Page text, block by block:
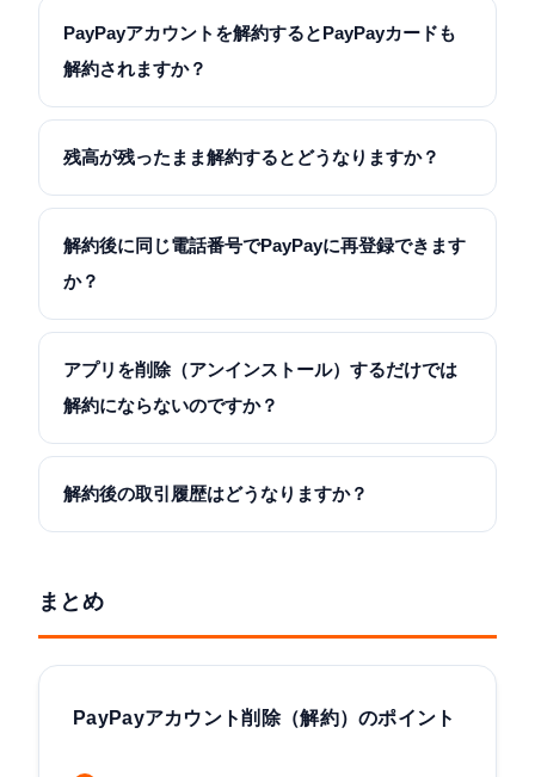
PayPayアカウントを解約するとPayPayカードも
解約されますか？
残高が残ったまま解約するとどうなりますか？
解約後に同じ電話番号でPayPayに再登録できます
か？
アプリを削除（アンインストール）するだけでは
解約にならないのですか？
解約後の取引履歴はどうなりますか？
まとめ
PayPayアカウント削除（解約）のポイント